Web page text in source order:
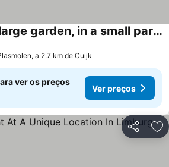
Nice house with large garden, in a small park just 500 m from a bathing lake
a 2.7 km de Cuijk
ver os preços
Ver preços
Partilhar